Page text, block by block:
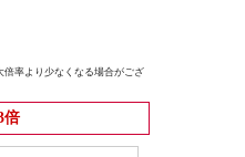
率より少なくなる場合がござ
倍